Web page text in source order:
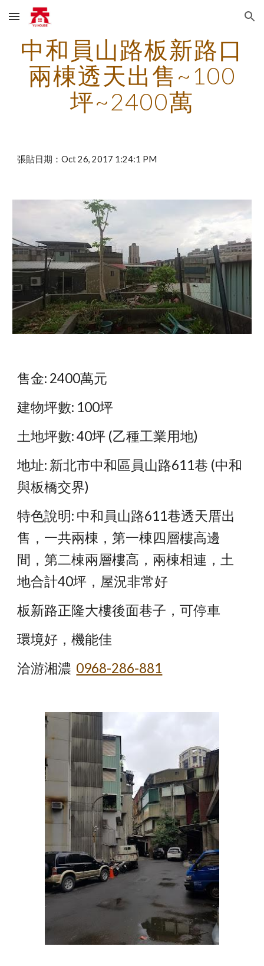
Skip to main content Skip to navigation
中和員山路板新路口
兩棟透天出售~100
坪~2400萬
張貼日期：Oct 26, 2017 1:24:1 PM
售金: 2400萬元
建物坪數: 100坪
土地坪數: 40坪 (乙種工業用地)
地址: 新北市中和區員山路611巷 (中和
與板橋交界)
特色說明: 中和員山路611巷透天厝出
售，一共兩棟，第一棟四層樓高邊
間，第二棟兩層樓高，兩棟相連，土
地合計40坪，屋況非常好
板新路正隆大樓後面巷子，可停車
環境好，機能佳
洽游湘濃 0968-286-881